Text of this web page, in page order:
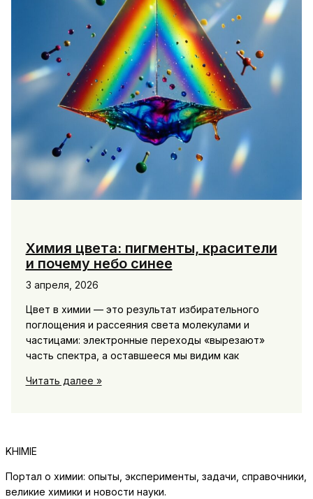
Химия цвета: пигменты, красители
и почему небо синее
3 апреля, 2026
Цвет в химии — это результат избирательного
поглощения и рассеяния света молекулами и
частицами: электронные переходы «вырезают»
часть спектра, а оставшееся мы видим как
Химия
почему
небо
синее
Читать далее »
KHIMIE
Портал о химии: опыты, эксперименты, задачи, справочники,
великие химики и новости науки.